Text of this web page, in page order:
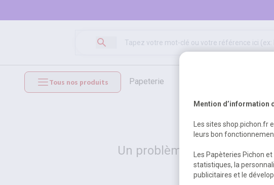
Tous nos produits papeterie
mobilier et équipements hygiène,
Un problème serveur est
Mention d’information
Les sites shop.pichon.fr
leurs bon
Les Papèteries Pichon
statistiques, la
publicitaires et le